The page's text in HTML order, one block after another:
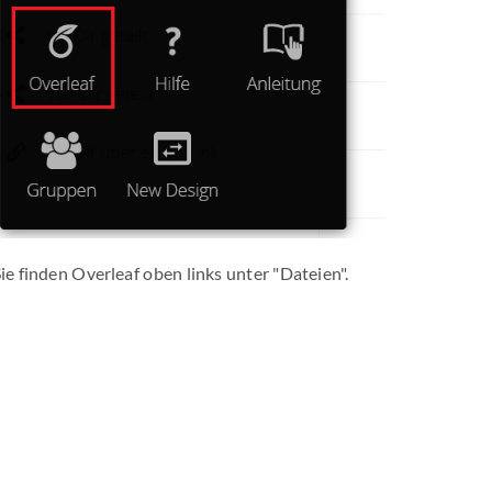
finden Overleaf oben links unter "Dateien".